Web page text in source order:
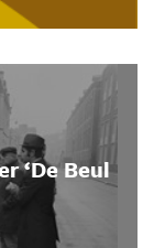
‘De Beul